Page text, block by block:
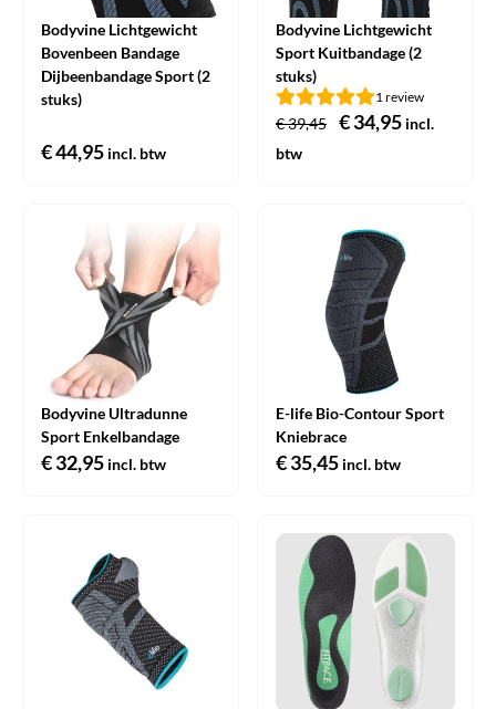
Bodyvine Lichtgewicht
Bovenbeen Bandage
Dijbeenbandage Sport (2
stuks)
€44,95 incl. btw
Bodyvine Lichtgewicht
Sport Kuitbandage (2
stuks)
1 review
€39,45
Oorspronkelijke
€34,95Huidige
incl.
btw
Bodyvine Ultradunne
Sport Enkelbandage
€32,95 incl. btw
E-life Bio-Contour Sport
Kniebrace
€35,45 incl. btw